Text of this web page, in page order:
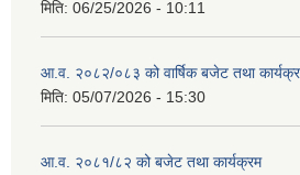
मिति: 06/25/2026 - 10:11
आ.व. २०८२/०८३ को वार्षिक बजेट तथा
मिति: 05/07/2026 - 15:30
आ.व. २०८१/८२ को बजेट तथा कार्यक्रम